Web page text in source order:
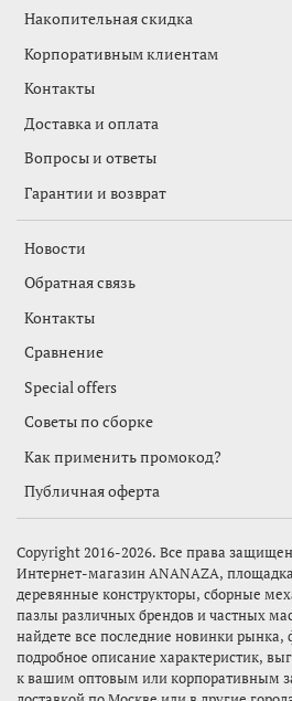
Накопительная скидка
Корпоративным клиентам
Контакты
Доставка и оплата
Вопросы и ответы
Гарантии и возврат
Новости
Обратная связь
Контакты
Сравнение
Special offers
Советы по сборке
Как применить промокод?
Публичная оферта
Copyright 2016-2026. Все права
Интернет-магазинANANAZA,
деревянные конструкторы, сборные
пазлы различных брендов и частных
найдете все последние новинки
подробное описание характеристик,
к вашим оптовым или корпоративным